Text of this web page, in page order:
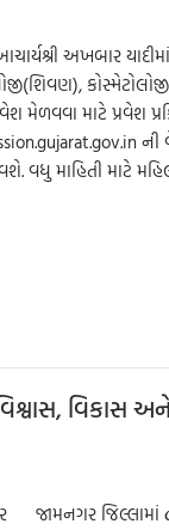
અખબાર
માટે પ્રવેશ
માહિતી માટે
વિકાસ
જામનગર જિલ્લામાં